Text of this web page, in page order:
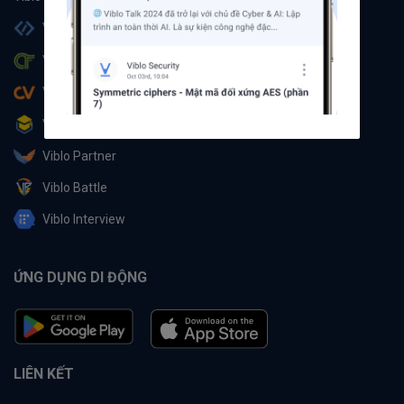
Viblo Code
Viblo CTF
Viblo CV
Viblo Learning
Viblo Partner
Viblo Battle
Viblo Interview
ỨNG DỤNG DI ĐỘNG
LIÊN KẾT